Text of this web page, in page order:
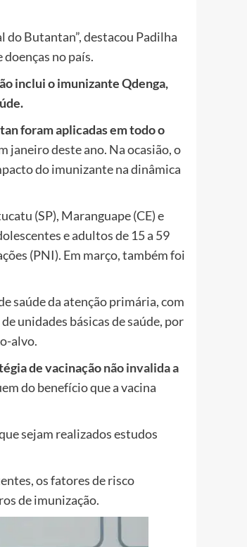
Butantan”, destacou Padilha
no país.
inclui o imunizante Qdenga,
foram aplicadas em todo o
janeiro deste ano. Na ocasião, o
do imunizante na dinâmica
(SP), Maranguape (CE) e
e adultos de 15 a 59
(PNI). Em março, também foi
saúde da atenção primária, com
de unidades básicas de saúde, por
alvo.
de vacinaçãonão invalida a
do benefício que a vacina
sejam realizados estudos
os fatores de risco
de imunização.